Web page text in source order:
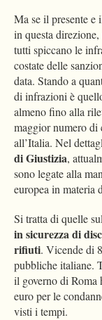
Ma se il presente e
in questa direzione,
tutti spiccano le
costate delle
data. Stando a
di infrazioni è
almeno fino alla
maggior numero di
all’Italia. Nel
di Giustizia,
sono legate alla
europea in materia
Si tratta di quelle
in sicurezza di
rifiuti. Vicende di
pubbliche italiane.
il governo di Roma
euro per le
visti i tempi.